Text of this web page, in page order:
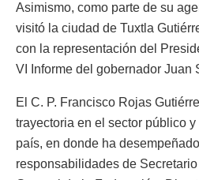
Asimismo, como parte de su
visitó la ciudad de Tuxtla
con la representación del
VI Informe del gobernador Juan
El C. P. Francisco Rojas
trayectoria en el sector público
país, en donde ha
responsabilidades de